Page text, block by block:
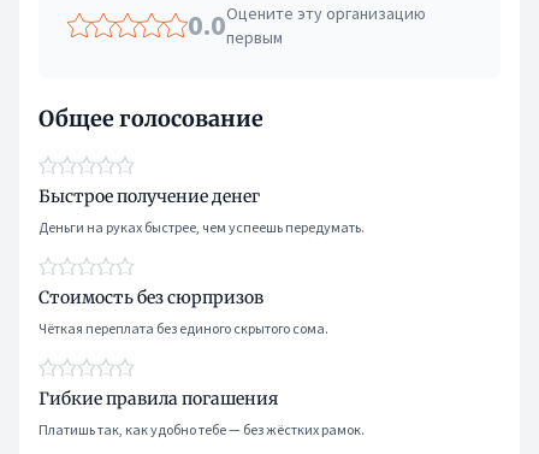
0.0Оцените эту организацию
первым
Общее голосование
Быстрое получение денег
Деньги на руках быстрее, чем успеешь передумать.
Стоимость без сюрпризов
Чёткая переплата без единого скрытого сома.
Гибкие правила погашения
Платишь так, как удобно тебе — без жёстких рамок.